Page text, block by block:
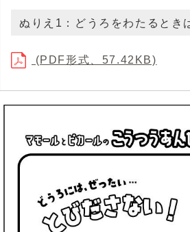
ぬりえ1：どうろをわたるとき
(PDF形式、57.42KB)